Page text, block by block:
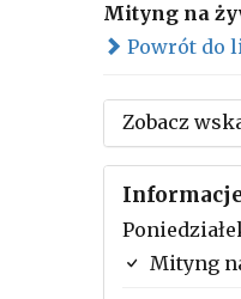
Mityng na
Powrót do
Zobacz
Mityng